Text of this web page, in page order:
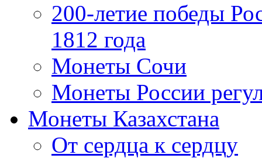
200-летие победы
1812 года
Монеты Сочи
Монеты России
Монеты Казахстана
От сердца к сердцу